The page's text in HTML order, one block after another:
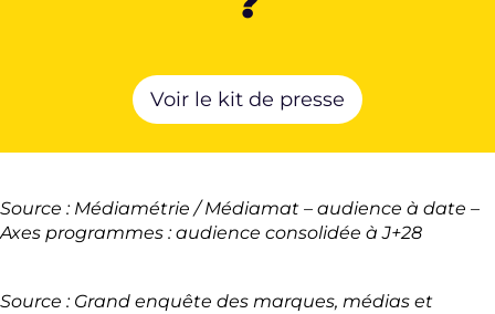
Voir le kit de presse
Source : Médiamétrie / Médiamat – audience à date –
Axes programmes : audience consolidée à J+28
Source : Grand enquête des marques, médias et